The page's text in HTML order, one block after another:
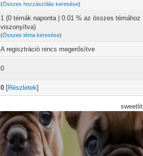
(Összes hozzászólás keresése)
1 (0 témák naponta | 0.01 % az összes témához
viszonyítva)
(Összes téma keresése)
A regisztráció nincs megerősítve
0
0 [Részletek]